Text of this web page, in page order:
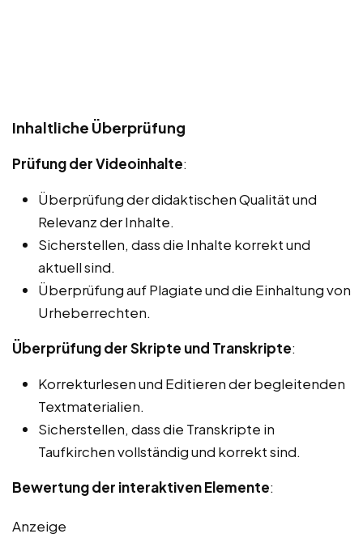
Inhaltliche Überprüfung
Prüfung der Videoinhalte:
Überprüfung der didaktischen Qualität und
Relevanz der Inhalte.
Sicherstellen, dass die Inhalte korrekt und
aktuell sind.
Überprüfung auf Plagiate und die Einhaltung von
Urheberrechten.
Überprüfung der Skripte und Transkripte:
Korrekturlesen und Editieren der begleitenden
Textmaterialien.
Sicherstellen, dass die Transkripte in
Taufkirchen vollständig und korrekt sind.
Bewertung der interaktiven Elemente:
Anzeige